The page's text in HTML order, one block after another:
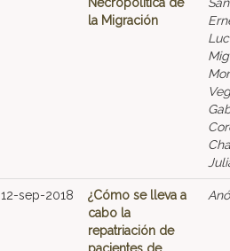
Necropolítica de
la Migración
12-sep-2018
¿Cómo se lleva a
cabo la
repatriación de